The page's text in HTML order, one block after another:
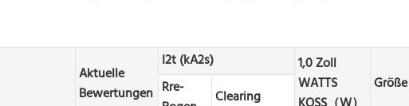
Aktuelle
Bewertungen
I2t (kA2s)
1,0 Zoll
WATTS
Größe
Rre-
Clearing